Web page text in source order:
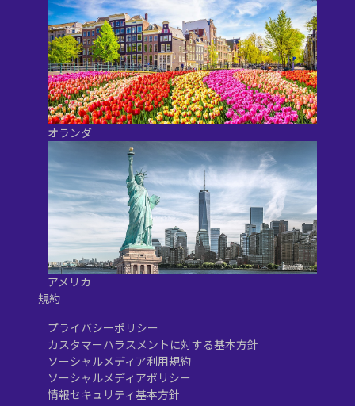
オランダ
アメリカ
規約
プライバシーポリシー
カスタマーハラスメントに対する基本方針
ソーシャルメディア利用規約
ソーシャルメディアポリシー
情報セキュリティ基本方針